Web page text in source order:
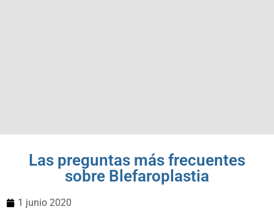
Las preguntas más frecuentes
sobre Blefaroplastia
1 junio 2020